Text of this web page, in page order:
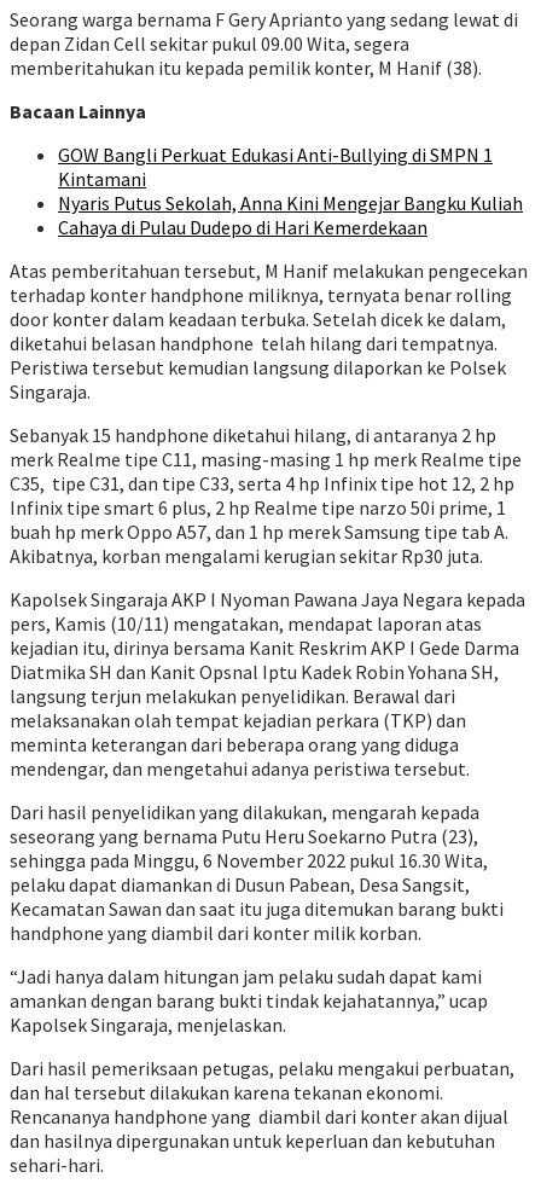
Seorang warga bernama F Gery Aprianto yang sedang lewat di
depan Zidan Cell sekitar pukul 09.00 Wita, segera
memberitahukan itu kepada pemilik konter, M Hanif (38).
Bacaan Lainnya
GOW Bangli Perkuat Edukasi Anti-Bullying di SMPN 1
Kintamani
Nyaris Putus Sekolah, Anna Kini Mengejar Bangku Kuliah
Cahaya di Pulau Dudepo di Hari Kemerdekaan
Atas pemberitahuan tersebut, M Hanif melakukan pengecekan
terhadap konter handphone miliknya, ternyata benar rolling
door konter dalam keadaan terbuka. Setelah dicek ke dalam,
diketahui belasan handphone telah hilang dari tempatnya.
Peristiwa tersebut kemudian langsung dilaporkan ke Polsek
Singaraja.
Sebanyak 15 handphone diketahui hilang, di antaranya 2 hp
merk Realme tipe C11, masing-masing 1 hp merk Realme tipe
C35, tipe C31, dan tipe C33, serta 4 hp Infinix tipe hot 12, 2 hp
Infinix tipe smart 6 plus, 2 hp Realme tipe narzo 50i prime, 1
buah hp merk Oppo A57, dan 1 hp merek Samsung tipe tab A.
Akibatnya, korban mengalami kerugian sekitar Rp30 juta.
Kapolsek Singaraja AKP I Nyoman Pawana Jaya Negara kepada
pers, Kamis (10/11) mengatakan, mendapat laporan atas
kejadian itu, dirinya bersama Kanit Reskrim AKP I Gede Darma
Diatmika SH dan Kanit Opsnal Iptu Kadek Robin Yohana SH,
langsung terjun melakukan penyelidikan. Berawal dari
melaksanakan olah tempat kejadian perkara (TKP) dan
meminta keterangan dari beberapa orang yang diduga
mendengar, dan mengetahui adanya peristiwa tersebut.
Dari hasil penyelidikan yang dilakukan, mengarah kepada
seseorang yang bernama Putu Heru Soekarno Putra (23),
sehingga pada Minggu, 6 November 2022 pukul 16.30 Wita,
pelaku dapat diamankan di Dusun Pabean, Desa Sangsit,
Kecamatan Sawan dan saat itu juga ditemukan barang bukti
handphone yang diambil dari konter milik korban.
“Jadi hanya dalam hitungan jam pelaku sudah dapat kami
amankan dengan barang bukti tindak kejahatannya,” ucap
Kapolsek Singaraja, menjelaskan.
Dari hasil pemeriksaan petugas, pelaku mengakui perbuatan,
dan hal tersebut dilakukan karena tekanan ekonomi.
Rencananya handphone yang diambil dari konter akan dijual
dan hasilnya dipergunakan untuk keperluan dan kebutuhan
sehari-hari.